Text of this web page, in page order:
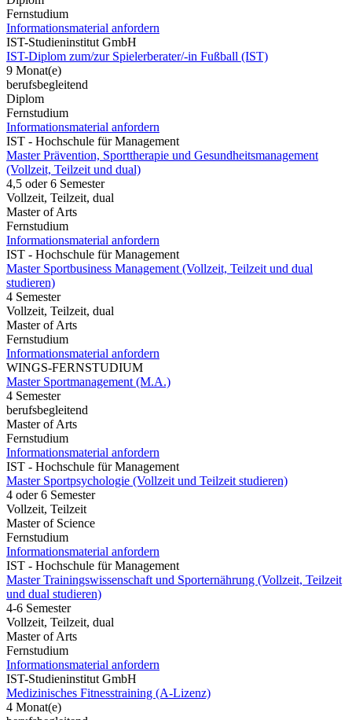
Fernstudium
Informationsmaterial anfordern
IST-Studieninstitut GmbH
IST-Diplom zum/zur Spielerberater/-in Fußball (IST)
9 Monat(e)
berufsbegleitend
Diplom
Fernstudium
Informationsmaterial anfordern
IST - Hochschule für Management
Master Prävention, Sporttherapie und Gesundheitsmanagement
(Vollzeit, Teilzeit und dual)
4,5 oder 6 Semester
Vollzeit, Teilzeit, dual
Master of Arts
Fernstudium
Informationsmaterial anfordern
IST - Hochschule für Management
Master Sportbusiness Management (Vollzeit, Teilzeit und dual
studieren)
4 Semester
Vollzeit, Teilzeit, dual
Master of Arts
Fernstudium
Informationsmaterial anfordern
WINGS-FERNSTUDIUM
Master Sportmanagement (M.A.)
4 Semester
berufsbegleitend
Master of Arts
Fernstudium
Informationsmaterial anfordern
IST - Hochschule für Management
Master Sportpsychologie (Vollzeit und Teilzeit studieren)
4 oder 6 Semester
Vollzeit, Teilzeit
Master of Science
Fernstudium
Informationsmaterial anfordern
IST - Hochschule für Management
Master Trainingswissenschaft und Sporternährung (Vollzeit, Teilzeit
und dual studieren)
4-6 Semester
Vollzeit, Teilzeit, dual
Master of Arts
Fernstudium
Informationsmaterial anfordern
IST-Studieninstitut GmbH
Medizinisches Fitnesstraining (A-Lizenz)
4 Monat(e)